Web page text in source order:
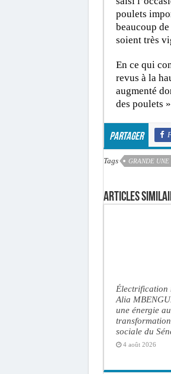
poulets
beaucoup
soient très
En ce qui
revus à la
augmenté
des poulets
Partager
Tags GRANDE UNE
Articles
Électrification
Alia
une énergie
sociale du
4 août 2026